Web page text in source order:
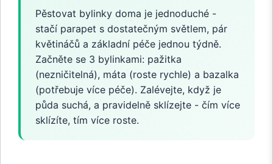
Pěstovat bylinky doma je jednoduché -
stačí parapet s dostatečným světlem, pár
květináčů a základní péče jednou týdně.
Začněte se 3 bylinkami: pažitka
(nezničitelná), máta (roste rychle) a bazalka
(potřebuje více péče). Zalévejte, když je
půda suchá, a pravidelně sklízejte - čím více
sklízíte, tím více roste.